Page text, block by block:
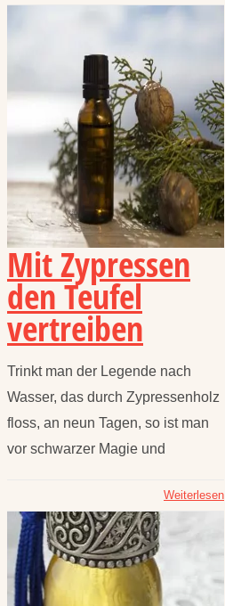
Mit Zypressen
den Teufel
vertreiben
Trinkt man der Legende nach
Wasser, das durch Zypressenholz
floss, an neun Tagen, so ist man
vor schwarzer Magie und
Weiterlesen